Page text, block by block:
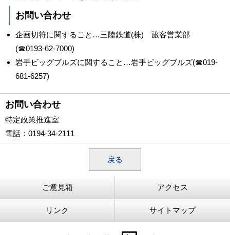
お問い合わせ
企画切符に関すること…三陸鉄道(株) 旅客営業部
(☎0193-62-7000)
岩手ビッグブルズに関すること…岩手ビッグブルズ(☎019-
681-6257)
お問い合わせ
特定政策推進室
電話 ：0194-34-2111
戻る
ご意見箱 アクセス
リンク サイトマップ